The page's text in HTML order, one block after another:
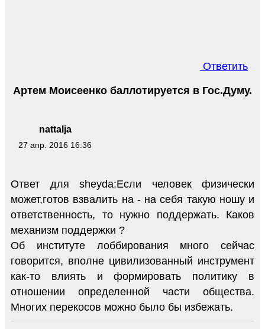
Ответить
nattalja
27 апр. 2016 16:36
Артем Моисеенко баллотируется в Гос.Думу.
Ответ для sheyda:Если человек физически
может,готов взвалить на - на себя такую ношу и
ответственность, то нужно поддержать. Каков
механизм поддержки ?
Об институте лоббирования много сейчас
говорится, вполне цивилизованный инструмент
как-то влиять и формировать политику в
отношении определенной части общества.
Многих перекосов можно было бы избежать.